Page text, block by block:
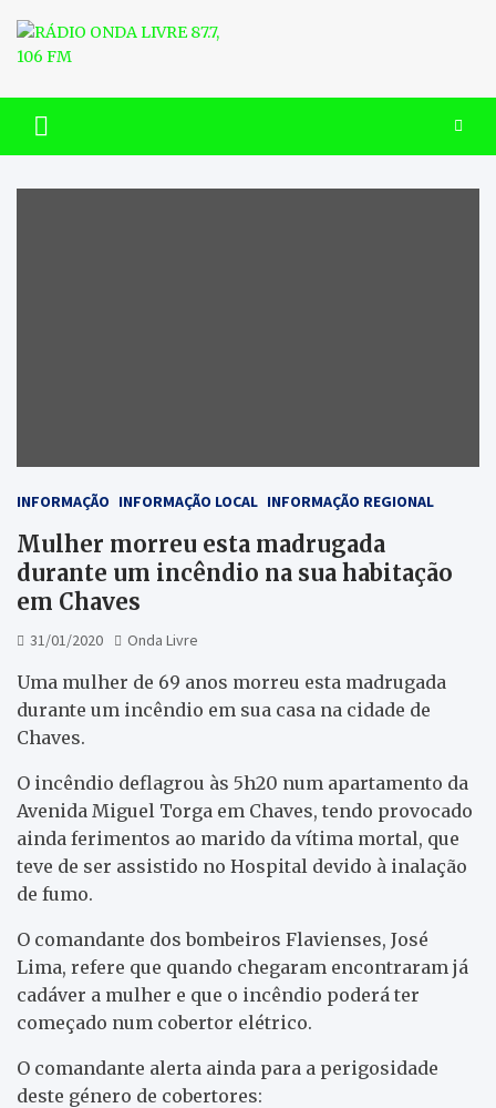
content
RÁDIO ONDA LIVRE 87.7, 106
FM
INFORMAÇÃO INFORMAÇÃO LOCAL INFORMAÇÃO REGIONAL
Mulher morreu esta madrugada
durante um incêndio na sua habitação
em Chaves
31/01/2020 Onda Livre
Uma mulher de 69 anos morreu esta madrugada
durante um incêndio em sua casa na cidade de
Chaves.
O incêndio deflagrou às 5h20 num apartamento da
Avenida Miguel Torga em Chaves, tendo provocado
ainda ferimentos ao marido da vítima mortal, que
teve de ser assistido no Hospital devido à inalação
de fumo.
O comandante dos bombeiros Flavienses, José
Lima, refere que quando chegaram encontraram já
cadáver a mulher e que o incêndio poderá ter
começado num cobertor elétrico.
O comandante alerta ainda para a perigosidade
deste género de cobertores: